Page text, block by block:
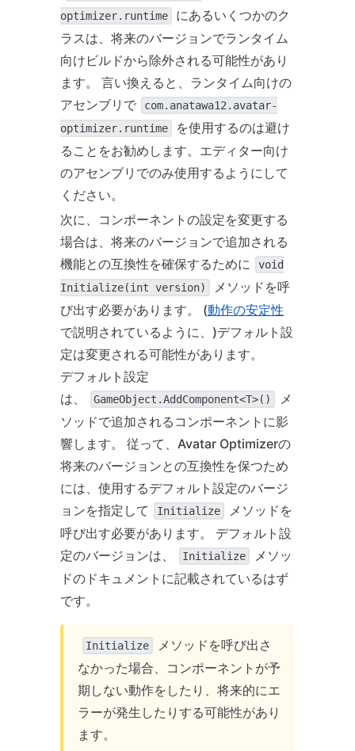
optimizer.runtime
にあるいくつかのク
ラスは、将来のバージョンでランタイム
向けビルドから除外される可能性があり
ます。 言い換えると、ランタイム向けの
アセンブリで
com.anatawa12.avatar-
optimizer.runtime
を使用するのは避け
ることをお勧めします。エディター向け
のアセンブリでのみ使用するようにして
ください。
次に、コンポーネントの設定を変更する
場合は、将来のバージョンで追加される
機能との互換性を確保するために
void
Initialize(int version)
メソッドを呼
び出す必要があります。 (動作の安定性
で説明されているように、)デフォルト設
定は変更される可能性があります。
デフォルト設定
は、
GameObject.AddComponent<T>()
メ
ソッドで追加されるコンポーネントに影
響します。 従って、Avatar Optimizerの
将来のバージョンとの互換性を保つため
には、使用するデフォルト設定のバージ
ョンを指定して
Initialize
メソッドを
呼び出す必要があります。 デフォルト設
定のバージョンは、
Initialize
メソッ
ドのドキュメントに記載されているはず
です。
Initialize
メソッドを呼び出さ
なかった場合、コンポーネントが予
期しない動作をしたり、将来的にエ
ラーが発生したりする可能性があり
ます。